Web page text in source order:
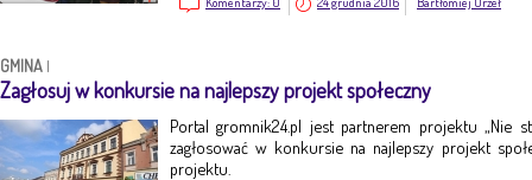
GMINA |
Zagłosuj w konkursie na najlepszy projekt społeczny
Portal gromnik24.pl jest partnerem projektu „Nie
zagłosować w konkursie na najlepszy projekt
projektu.